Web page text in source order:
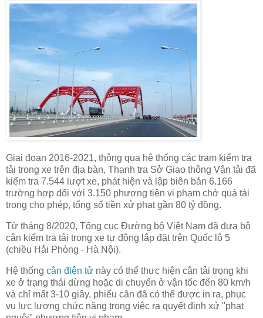
Giai đoạn 2016-2021, thông qua hệ thống các trạm kiểm tra
tải trong xe trên địa bàn, Thanh tra Sở Giao thông Vận tải đã
kiểm tra 7.544 lượt xe, phát hiện và lập biên bản 6.166
trường hợp đối với 3.150 phương tiện vi phạm chở quá tải
trọng cho phép, tổng số tiền xử phạt gần 80 tỷ đồng.
Từ tháng 8/2020, Tổng cục Đường bộ Việt Nam đã đưa bộ
cân kiểm tra tải trọng xe tự động lắp đặt trên Quốc lộ 5
(chiều Hải Phòng - Hà Nội).
Hệ thống cân điện tử này có thể thực hiện cân tải trọng khi
xe ở trạng thái dừng hoặc di chuyển ở vận tốc đến 80 km/h
và chỉ mất 3-10 giây, phiếu cân đã có thể được in ra, phục
vụ lực lượng chức năng trong việc ra quyết định xử "phạt